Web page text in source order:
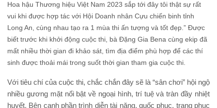
Hoa hậu Thương hiệu Việt Nam 2023 sắp tới đây tôi thật sự rất
vui khi được hợp tác với Hội Doanh nhân Cựu chiến binh tỉnh
Long An, cùng nhau tạo ra 1 mùa thi ấn tượng và tốt đẹp.” Được
biết trước khi khởi động cuộc thi, bà Đặng Gia Bena cùng ekip đã
mất nhiều thời gian đi khảo sát, tìm địa điểm phù hợp để các thí
sinh được thoải mái trong suốt thời gian tham gia cuộc thi.
Với tiêu chí của cuộc thi, chắc chắn đây sẽ là “sân chơi” hội ngộ
nhiều gương mặt nổi bật về ngoại hình, trí tuệ và tràn đầy nhiệt
huyết. Bên cạnh phần trình diễn tài năng, quốc phục, trang phục